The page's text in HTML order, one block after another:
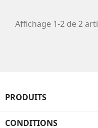
Affichage 1-2 de 2
PRODUITS
CONDITIONS